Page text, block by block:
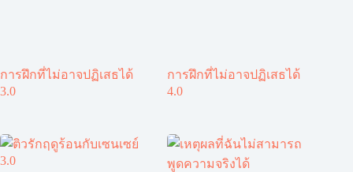
การฝึกที่ไม่อาจปฏิเสธได้
3.0
การฝึกที่ไม่อาจปฏิเสธได้
4.0